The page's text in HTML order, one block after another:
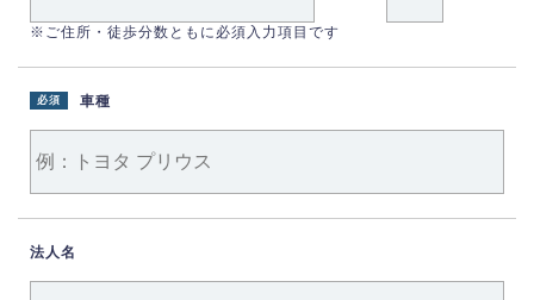
※ご住所・徒歩分数ともに必須入力項目です
車種
必須
法人名